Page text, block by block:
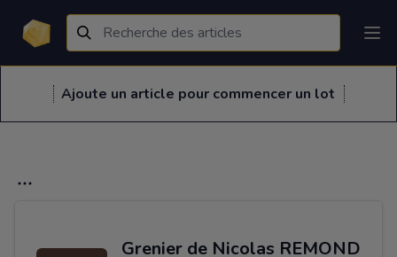
Grenier de Nicolas REMOND
Ajoute un article pour commencer un lot